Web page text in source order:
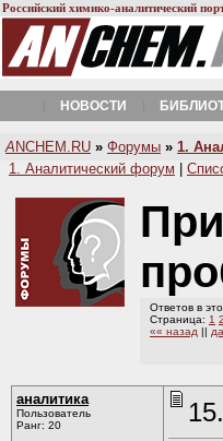
Российский химико-аналитический
НОВОСТИ
A NCHEM.RU » Форумы » 1.
1. Аналитический форум
Ответов в
Страница: 1 2
«« назад ||
аналитика
Пользователь
Ранг: 20